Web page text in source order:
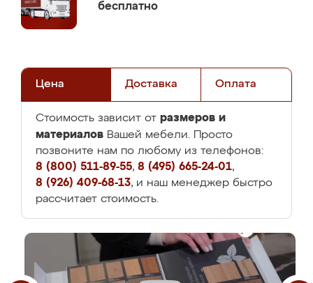
бесплатно
Цена Доставка Оплата
Стоимость зависит от размеров и
материалов Вашей мебели. Просто
позвоните нам по любому из телефонов:
8 (800) 511-89-55, 8 (495) 665-24-01,
8 (926) 409-68-13, и наш менеджер быстро
рассчитает стоимость.